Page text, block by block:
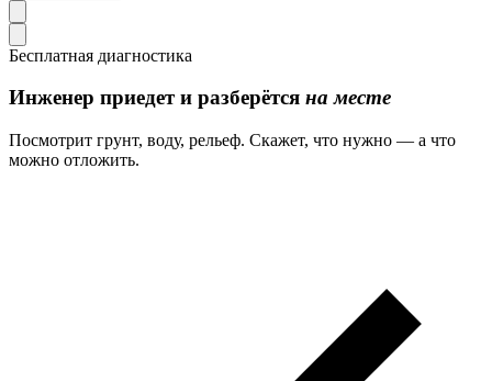
Бесплатная диагностика
Инженер приедет и разберётся на месте
Посмотрит грунт, воду, рельеф. Скажет, что нужно — а что
можно отложить.